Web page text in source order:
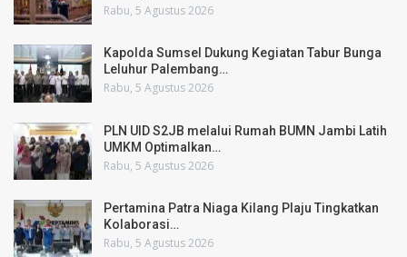
Rabu, 5 Agustus 2026
Kapolda Sumsel Dukung Kegiatan Tabur Bunga
Leluhur Palembang…
Rabu, 5 Agustus 2026
PLN UID S2JB melalui Rumah BUMN Jambi Latih
UMKM Optimalkan…
Rabu, 5 Agustus 2026
Pertamina Patra Niaga Kilang Plaju Tingkatkan
Kolaborasi…
Rabu, 5 Agustus 2026